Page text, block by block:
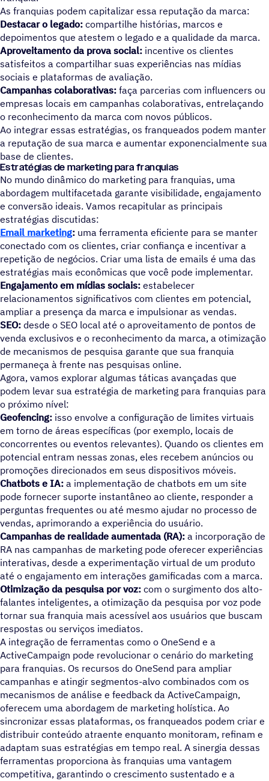
As franquias podem capitalizar essa reputação da marca:
Destacar o legado: compartilhe histórias, marcos e
depoimentos que atestem o legado e a qualidade da marca.
Aproveitamento da prova social: incentive os clientes
satisfeitos a compartilhar suas experiências nas mídias
sociais e plataformas de avaliação.
Campanhas colaborativas: faça parcerias com influencers ou
empresas locais em campanhas colaborativas, entrelaçando
o reconhecimento da marca com novos públicos.
Ao integrar essas estratégias, os franqueados podem manter
a reputação de sua marca e aumentar exponencialmente sua
base de clientes.
Estratégias de marketing para franquias
No mundo dinâmico do marketing para franquias, uma
abordagem multifacetada garante visibilidade, engajamento
e conversão ideais. Vamos recapitular as principais
estratégias discutidas:
Email marketing: uma ferramenta eficiente para se manter
conectado com os clientes, criar confiança e incentivar a
repetição de negócios. Criar uma lista de emails é uma das
estratégias mais econômicas que você pode implementar.
Engajamento em mídias sociais: estabelecer
relacionamentos significativos com clientes em potencial,
ampliar a presença da marca e impulsionar as vendas.
SEO: desde o SEO local até o aproveitamento de pontos de
venda exclusivos e o reconhecimento da marca, a otimização
de mecanismos de pesquisa garante que sua franquia
permaneça à frente nas pesquisas online.
Agora, vamos explorar algumas táticas avançadas que
podem levar sua estratégia de marketing para franquias para
o próximo nível:
Geofencing: isso envolve a configuração de limites virtuais
em torno de áreas específicas (por exemplo, locais de
concorrentes ou eventos relevantes). Quando os clientes em
potencial entram nessas zonas, eles recebem anúncios ou
promoções direcionados em seus dispositivos móveis.
Chatbots e IA: a implementação de chatbots em um site
pode fornecer suporte instantâneo ao cliente, responder a
perguntas frequentes ou até mesmo ajudar no processo de
vendas, aprimorando a experiência do usuário.
Campanhas de realidade aumentada (RA): a incorporação de
RA nas campanhas de marketing pode oferecer experiências
interativas, desde a experimentação virtual de um produto
até o engajamento em interações gamificadas com a marca.
Otimização da pesquisa por voz: com o surgimento dos alto-
falantes inteligentes, a otimização da pesquisa por voz pode
tornar sua franquia mais acessível aos usuários que buscam
respostas ou serviços imediatos.
A integração de ferramentas como o OneSend e a
ActiveCampaign pode revolucionar o cenário do marketing
para franquias. Os recursos do OneSend para ampliar
campanhas e atingir segmentos-alvo combinados com os
mecanismos de análise e feedback da ActiveCampaign,
oferecem uma abordagem de marketing holística. Ao
sincronizar essas plataformas, os franqueados podem criar e
distribuir conteúdo atraente enquanto monitoram, refinam e
adaptam suas estratégias em tempo real. A sinergia dessas
ferramentas proporciona às franquias uma vantagem
competitiva, garantindo o crescimento sustentado e a